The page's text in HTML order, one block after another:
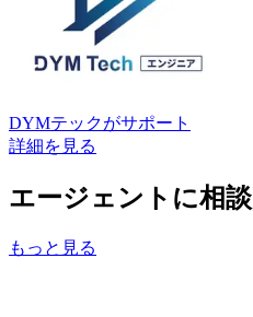
DYMテックがサポート
詳細を見る
エージェントに相談
もっと見る